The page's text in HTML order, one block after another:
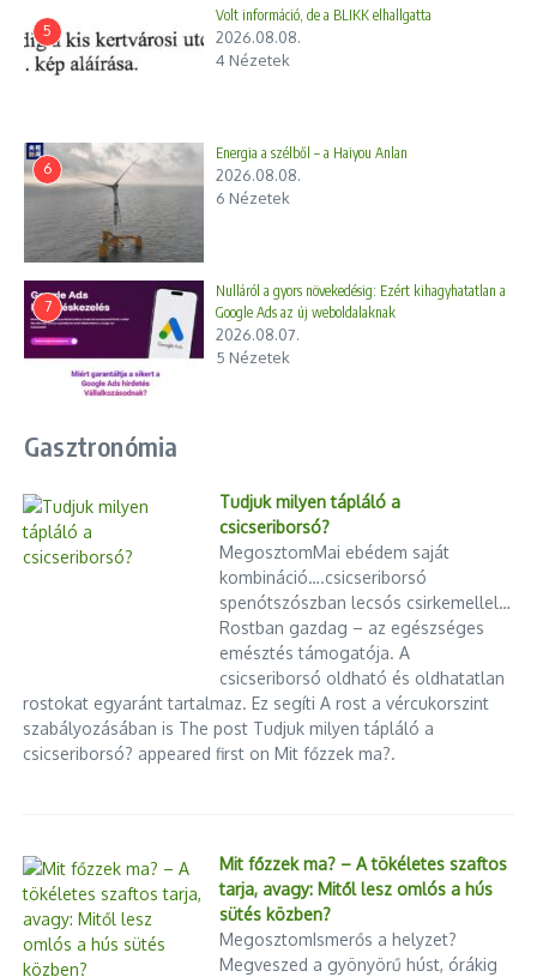
5
Volt információ, de a BLIKK elhallgatta
2026.08.08.
4 Nézetek
6
Energia a szélből – a Haiyou Anlan
2026.08.08.
6 Nézetek
7
Nulláról a gyors növekedésig: Ezért kihagyhatatlan a
Google Ads az új weboldalaknak
2026.08.07.
5 Nézetek
Gasztronómia
Tudjuk milyen tápláló a
csicseriborsó?
MegosztomMai ebédem saját
kombináció….csicseriborsó
spenótszószban lecsós csirkemellel…
Rostban gazdag – az egészséges
emésztés támogatója. A
csicseriborsó oldható és oldhatatlan
rostokat egyaránt tartalmaz. Ez segíti A rost a vércukorszint
szabályozásában is The post Tudjuk milyen tápláló a
csicseriborsó? appeared first on Mit főzzek ma?.
Mit főzzek ma? – A tökéletes szaftos
tarja, avagy: Mitől lesz omlós a hús
sütés közben?
MegosztomIsmerős a helyzet?
Megveszed a gyönyörű húst, órákig